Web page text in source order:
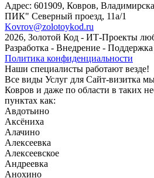
Адрес: 601909, Ковров,
ПИК" ​Северный проезд, 11а/1
Kovrov@zolotoykod.ru
2026, Золотой Код - ИТ-Проекты
Разработка - Внедрение - Поддержка
Политика конфиденциальности
Наши специалисты работают везде!
Все виды Услуг для Сайт-визитка
Ковров и даже по области в таких
пунктах как:
Авдотьино
Аксёниха
Алачино
Алексеевка
Алексеевское
Андреевка
Анохино